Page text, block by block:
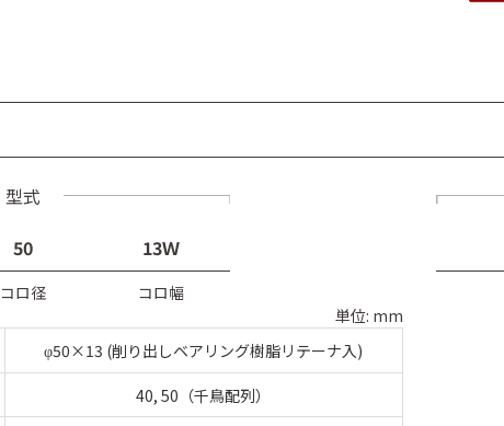
型式
50
コロ径
13Ｗ
コロ幅
単位: mm
φ50×13 (削り出しベアリング樹脂リテーナ入)
40, 50（千鳥配列）